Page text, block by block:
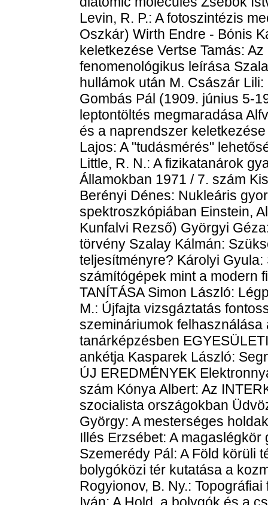
Levin, R. P.: A fotoszintézis
Oszkár) Wirth Endre - Bónis
keletkezése Vertse Tamás:
fenomenológikus leírása
hullámok után M. Császár
Gombás Pál (1909. június 5-
leptontöltés megmaradása
és a naprendszer
Lajos: A "tudásmérés"
Little, R. N.: A fizikatanárok
Államokban 1971 / 7. szám
Berényi Dénes: Nukleáris
spektroszkópiában Einstein,
Kunfalvi Rezső) Györgyi
törvény Szalay Kálmán:
teljesítményre? Károlyi
számítógépek mint a modern
TANÍTÁSA Simon László:
M.: Újfajta vizsgáztatás
szemináriumok
tanárképzésben
ankétja Kasparek László:
ÚJ EREDMÉNYEK
szám Kónya Albert: Az
szocialista országokban
György: A mesterséges
Illés Erzsébet: A
Szemerédy Pál: A Föld körüli
bolygóközi tér kutatása a
Rogyionov, B. Ny.: